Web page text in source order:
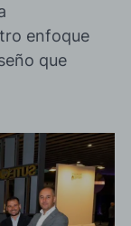
enfoque
que